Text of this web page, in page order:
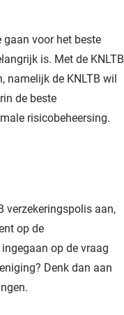
gaan voor het beste
is. Met de KNLTB
namelijk de KNLTB wil
de beste
risicobeheersing.
verzekeringspolis aan,
op de
op de vraag
Denk dan aan